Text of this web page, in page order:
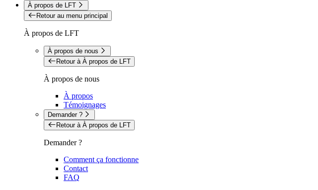
À propos de LFT
Retour au menu principal
À propos de LFT
À propos de nous
Retour à À propos de LFT
À propos de nous
À propos
Témoignages
Demander ?
Retour à À propos de LFT
Demander ?
Comment ça fonctionne
Contact
FAQ